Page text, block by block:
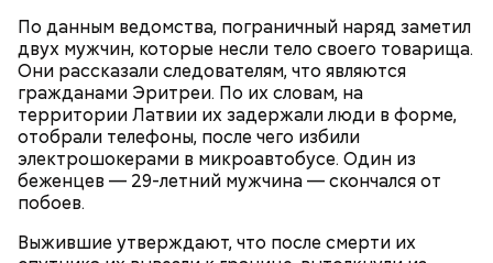
По данным ведомства, пограничный наряд заметил
двух мужчин, которые несли тело своего товарища.
Они рассказали следователям, что являются
гражданами Эритреи. По их словам, на
территории Латвии их задержали люди в форме,
отобрали телефоны, после чего избили
электрошокерами в микроавтобусе. Один из
беженцев — 29-летний мужчина — скончался от
побоев.
Выжившие утверждают, что после смерти их
Главная особенность острова Сокотра —
драконовые деревья, которые растут только здесь.
Внешне они напоминают большие грибы, а
драконовыми их называют из-за красного цвета
смолы, которую местные жители сравнивают с